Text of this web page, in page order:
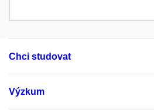
Chci studovat
Výzkum